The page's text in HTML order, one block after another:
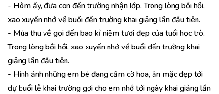
- Hôm ấy, đưa con đến trường nhận lớp. Trong lòng bồi hồi,
xao xuyến nhớ về buổi đến trường khai giảng lần đầu tiên.
- Mùa thu về gọi đến bao kỉ niệm tươi đẹp của tuổi học trò.
Trong lòng bồi hồi, xao xuyến nhớ về buổi đến trường khai
giảng lần đầu tiên.
- Hình ảnh những em bé đang cầm cờ hoa, ăn mặc đẹp tới
dự buổi lễ khai trường gợi cho em nhớ tới ngày khai giảng lần